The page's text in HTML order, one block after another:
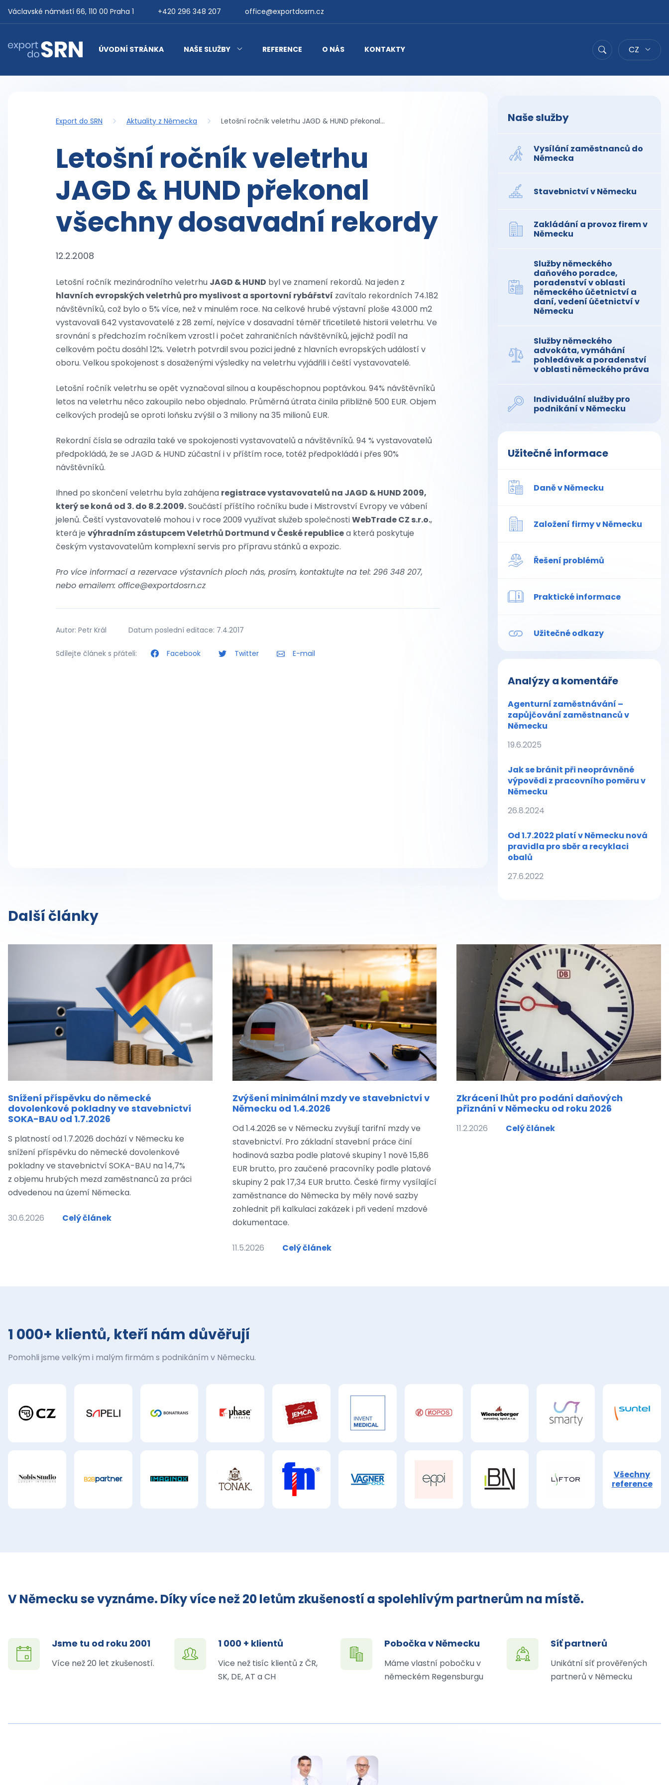
Přejít na obsah
Václavské náměstí 66, 110 00 Praha 1 +420 296 348 207 office@exportdosrn.cz
ÚVODNÍ STRÁNKA NAŠE SLUŽBY REFERENCE O NÁS KONTAKTY
Hledat
CZ
Export do SRN
Export do SRN Aktuality z Německa Letošní ročník veletrhu JAGD & HUND překonal...
Letošní ročník veletrhu
JAGD & HUND překonal
všechny dosavadní rekordy
12.2.2008
Letošní ročník mezinárodního veletrhu JAGD & HUND byl ve znamení rekordů. Na jeden z
hlavních evropských veletrhů pro myslivost a sportovní rybářství zavítalo rekordních 74.182
návštěvníků, což bylo o 5% více, než v minulém roce. Na celkové hrubé výstavní ploše 43.000 m2
vystavovali 642 vystavovatelé z 28 zemí, nejvíce v dosavadní téměř třicetileté historii veletrhu. Ve
srovnání s předchozím ročníkem vzrostl i počet zahraničních návštěvníků, jejichž podíl na
celkovém počtu dosáhl 12%. Veletrh potvrdil svou pozici jedné z hlavních evropských událostí v
oboru. Velkou spokojenost s dosaženými výsledky na veletrhu vyjádřili i čeští vystavovatelé.
Letošní ročník veletrhu se opět vyznačoval silnou a koupěschopnou poptávkou. 94% návštěvníků
letos na veletrhu něco zakoupilo nebo objednalo. Průměrná útrata činila přibližně 500 EUR. Objem
celkových prodejů se oproti loňsku zvýšil o 3 miliony na 35 milionů EUR.
Rekordní čísla se odrazila také ve spokojenosti vystavovatelů a návštěvníků. 94 % vystavovatelů
předpokládá, že se JAGD & HUND zúčastní i v příštím roce, totéž předpokládá i přes 90%
návštěvníků.
Ihned po skončení veletrhu byla zahájena registrace vystavovatelů na JAGD & HUND 2009,
který se koná od 3. do 8.2.2009.Součástí příštího ročníku bude i Mistrovství Evropy ve vábení
jelenů. Čeští vystavovatelé mohou i v roce 2009 využívat služeb společnostiWebTrade CZ s.r.o.,
která je výhradním zástupcem Veletrhů Dortmund v České republicea která poskytuje
českým vystavovatelům komplexní servis pro přípravu stánků a expozic.
Pro více informací a rezervace výstavních ploch nás, prosím, kontaktujte na tel: 296 348 207,
nebo emailem: office@exportdosrn.cz
Autor: Petr Král Datum poslední editace: 7.4.2017
Sdílejte článek s přáteli: Facebook Twitter E-mail
Naše služby
Vysílání zaměstnanců do
Německa
Stavebnictví v Německu
Zakládání a provoz firem v
Německu
Služby německého
daňového poradce,
poradenství v oblasti
německého účetnictví a
daní, vedení účetnictví v
Německu
Služby německého
advokáta, vymáhání
pohledávek a poradenství
v oblasti německého práva
Individuální služby pro
podnikání v Německu
Užitečné informace
Daně v Německu
Založení firmy v Německu
Řešení problémů
Praktické informace
Užitečné odkazy
Analýzy a komentáře
Agenturní zaměstnávání –
zapůjčování zaměstnanců v
Německu
19.6.2025
Jak se bránit při neoprávněné
výpovědi z pracovního poměru v
Německu
26.8.2024
Od 1.7.2022 platí v Německu nová
pravidla pro sběr a recyklaci
obalů
27.6.2022
Další články
Snížení příspěvku do německé
dovolenkové pokladny ve stavebnictví
SOKA-BAU od 1.7.2026
S platností od 1.7.2026 dochází v Německu ke
snížení příspěvku do německé dovolenkové
pokladny ve stavebnictví SOKA-BAU na 14,7%
z objemu hrubých mezd zaměstnanců za práci
odvedenou na území Německa.
30.6.2026 Celý článek
Zvýšení minimální mzdy ve stavebnictví v
Německu od 1.4.2026
Od 1.4.2026 se v Německu zvyšují tarifní mzdy ve
stavebnictví. Pro základní stavební práce činí
hodinová sazba podle platové skupiny 1 nově 15,86
EUR brutto, pro zaučené pracovníky podle platové
skupiny 2 pak 17,34 EUR brutto. České firmy vysílající
zaměstnance do Německa by měly nové sazby
zohlednit při kalkulaci zakázek i při vedení mzdové
dokumentace.
11.5.2026 Celý článek
Zkrácení lhůt pro podání daňových
přiznání v Německu od roku 2026
11.2.2026 Celý článek
1 000+ klientů, kteří nám důvěřují
Pomohli jsme velkým i malým firmám s podnikáním v Německu.
Všechny
reference
V Německu se vyznáme. Díky více než 20 letům zkušeností a spolehlivým partnerům na místě.
Jsme tu od roku 2001
Více než 20 let zkušeností.
1 000 + klientů
Vice než tisíc klientů z ČR,
SK, DE, AT a CH
Pobočka v Německu
Máme vlastní pobočku v
německém Regensburgu
Síť partnerů
Unikátní síť prověřených
partnerů v Německu